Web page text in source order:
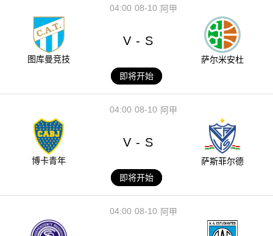
08-10
04:00 阿甲
图库曼竞技
V - S
萨尔米安杜
即将开始
08-10
04:00 阿甲
博卡青年
V - S
萨斯菲尔德
即将开始
08-10
04:00 阿甲